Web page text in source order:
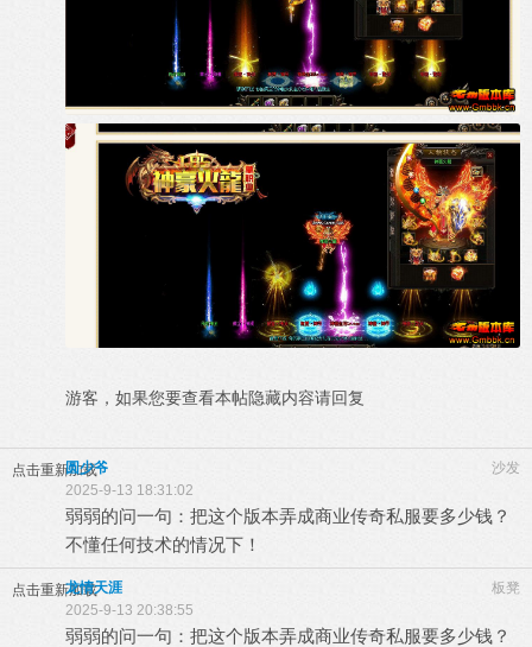
游客，如果您要查看本帖隐藏内容请回复
点击重新加载 沙发
圆少爷
2025-9-13 18:31:02
弱弱的问一句：把这个版本弄成商业传奇私服要多少钱？
不懂任何技术的情况下！
点击重新加载 板凳
龙情天涯
2025-9-13 20:38:55
弱弱的问一句：把这个版本弄成商业传奇私服要多少钱？